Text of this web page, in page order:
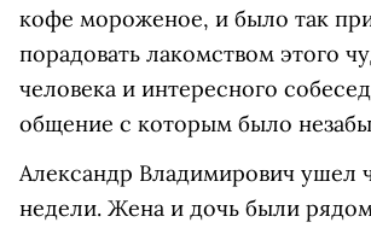
кофе мороженое, и было так
порадовать лакомством этого
человека и интересного
общение с которым было
Александр Владимирович ушел
недели. Жена и дочь были